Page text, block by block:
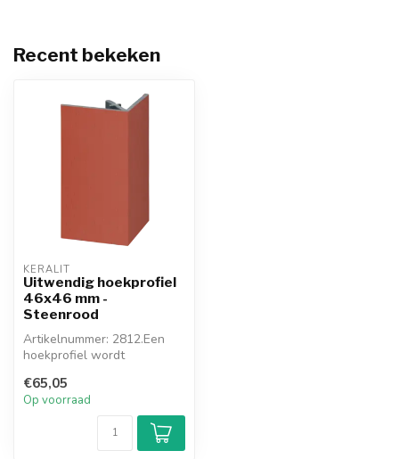
Recent bekeken
KERALIT
Uitwendig hoekprofiel
46x46 mm -
Steenrood
Artikelnummer: 2812.Een
hoekprofiel wordt
om gaat. Dit ...
€65,05
Op voorraad